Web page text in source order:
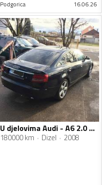
Podgorica 16.06.26
U djelovima Audi - A6 2.0 TDI
180000 km Dizel 2008